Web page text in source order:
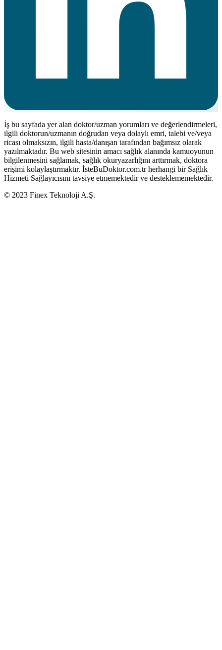
İş bu sayfada yer alan doktor/uzman yorumları ve değerlendirmeleri,
ilgili doktorun/uzmanın doğrudan veya dolaylı emri, talebi ve/veya
ricası olmaksızın, ilgili hasta/danışan tarafından bağımsız olarak
yazılmaktadır. Bu web sitesinin amacı sağlık alanında kamuoyunun
bilgilenmesini sağlamak, sağlık okuryazarlığını arttırmak, doktora
erişimi kolaylaştırmaktır. İsteBuDoktor.com.tr herhangi bir Sağlık
Hizmeti Sağlayıcısını tavsiye etmemektedir ve desteklememektedir.
© 2023 Finex Teknoloji A.Ş.